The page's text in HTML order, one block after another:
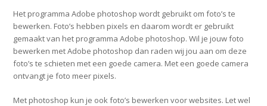
Het programma Adobe photoshop wordt gebruikt om foto’s te
bewerken. Foto’s hebben pixels en daarom wordt er gebruikt
gemaakt van het programma Adobe photoshop. Wil je jouw foto
bewerken met Adobe photoshop dan raden wij jou aan om deze
foto’s te schieten met een goede camera. Met een goede camera
ontvangt je foto meer pixels.
Met photoshop kun je ook foto’s bewerken voor websites. Let wel